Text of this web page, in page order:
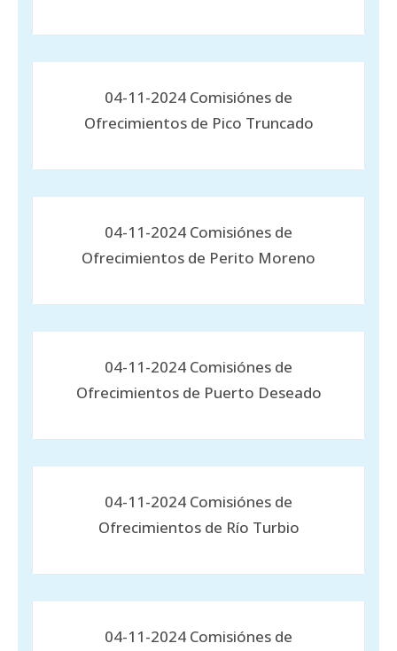
04-11-2024 Comisiónes de
Ofrecimientos de Pico Truncado
04-11-2024 Comisiónes de
Ofrecimientos de Perito Moreno
04-11-2024 Comisiónes de
Ofrecimientos de Puerto Deseado
04-11-2024 Comisiónes de
Ofrecimientos de Río Turbio
04-11-2024 Comisiónes de